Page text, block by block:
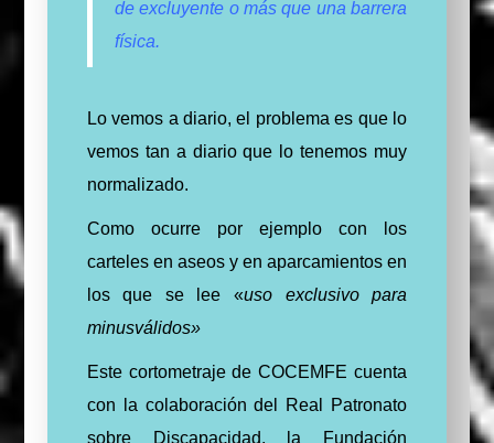
de excluyente o más que una barrera
física.
Lo vemos a diario, el problema es que lo
vemos tan a diario que lo tenemos muy
normalizado.
Como ocurre por ejemplo con los
carteles en aseos y en aparcamientos en
los que se lee «uso exclusivo para
minusválidos»
Este cortometraje de COCEMFE cuenta
con la colaboración del Real Patronato
sobre Discapacidad, la Fundación